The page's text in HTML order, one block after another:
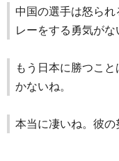
中国の選手は怒ら
レーをする勇気がな
もう日本に勝つこ
かないね。
本当に凄いね。彼の